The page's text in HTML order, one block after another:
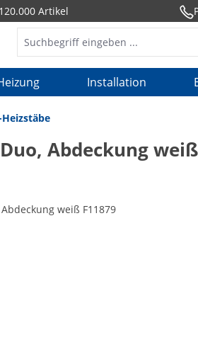
Artikel
Installation
Abdeckung